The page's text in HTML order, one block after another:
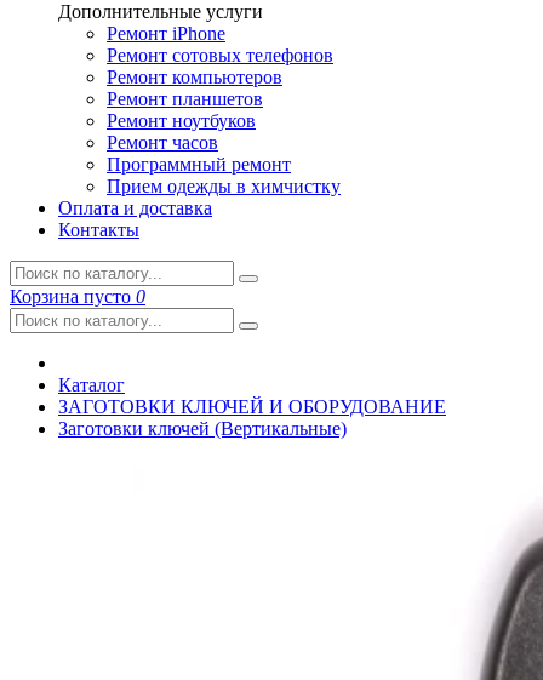
Дополнительные услуги
Ремонт iPhone
Ремонт сотовых телефонов
Ремонт компьютеров
Ремонт планшетов
Ремонт ноутбуков
Ремонт часов
Программный ремонт
Прием одежды в химчистку
Оплата и доставка
Контакты
Корзина пусто 0
Каталог
ЗАГОТОВКИ КЛЮЧЕЙ И ОБОРУДОВАНИЕ
Заготовки ключей (Вертикальные)